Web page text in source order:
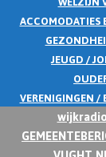
ACCOMODATIES
JEUGD /
VERENIGINGEN /